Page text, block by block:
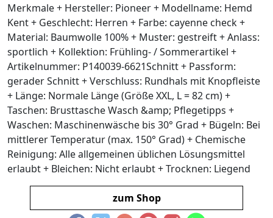
Merkmale + Hersteller: Pioneer + Modellname: Hemd
Kent + Geschlecht: Herren + Farbe: cayenne check +
Material: Baumwolle 100% + Muster: gestreift + Anlass:
sportlich + Kollektion: Frühling- / Sommerartikel +
Artikelnummer: P140039-6621Schnitt + Passform:
gerader Schnitt + Verschluss: Rundhals mit Knopfleiste
+ Länge: Normale Länge (Größe XXL, L = 82 cm) +
Taschen: Brusttasche Wasch &amp; Pflegetipps +
Waschen: Maschinenwäsche bis 30° Grad + Bügeln: Bei
mittlerer Temperatur (max. 150° Grad) + Chemische
Reinigung: Alle allgemeinen üblichen Lösungsmittel
erlaubt + Bleichen: Nicht erlaubt + Trocknen: Liegend
zum Shop